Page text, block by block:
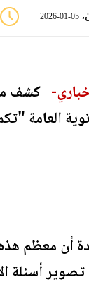
كشف
العامة
أن معظم
أسئلة